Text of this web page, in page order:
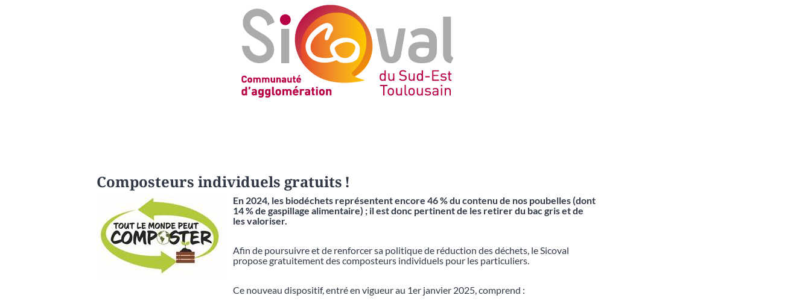
Composteurs individuels gratuits !
En 2024, les biodéchets représentent encore 46 % du contenu de nos poubelles (dont
14 % de gaspillage alimentaire) ; il est donc pertinent de les retirer du bac gris et de
les valoriser.
Afin de poursuivre et de renforcer sa politique de réduction des déchets, le Sicoval
propose gratuitement des composteurs individuels pour les particuliers.
Ce nouveau dispositif, entré en vigueur au 1er janvier 2025, comprend :